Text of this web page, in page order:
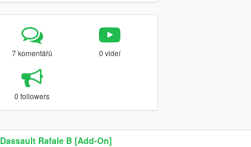
7 komentářů 0 videí
0 followers
Dassault Rafale B [Add-On]